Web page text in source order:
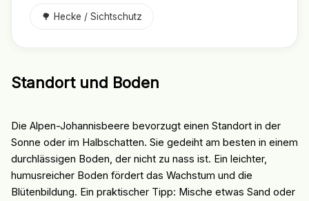
🌳 Hecke / Sichtschutz
Standort und Boden
Die Alpen-Johannisbeere bevorzugt einen Standort in der
Sonne oder im Halbschatten. Sie gedeiht am besten in einem
durchlässigen Boden, der nicht zu nass ist. Ein leichter,
humusreicher Boden fördert das Wachstum und die
Blütenbildung. Ein praktischer Tipp: Mische etwas Sand oder